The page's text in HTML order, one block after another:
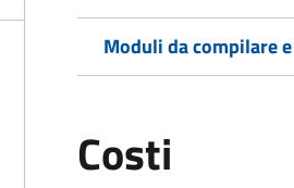
Moduli da compilare
Costi